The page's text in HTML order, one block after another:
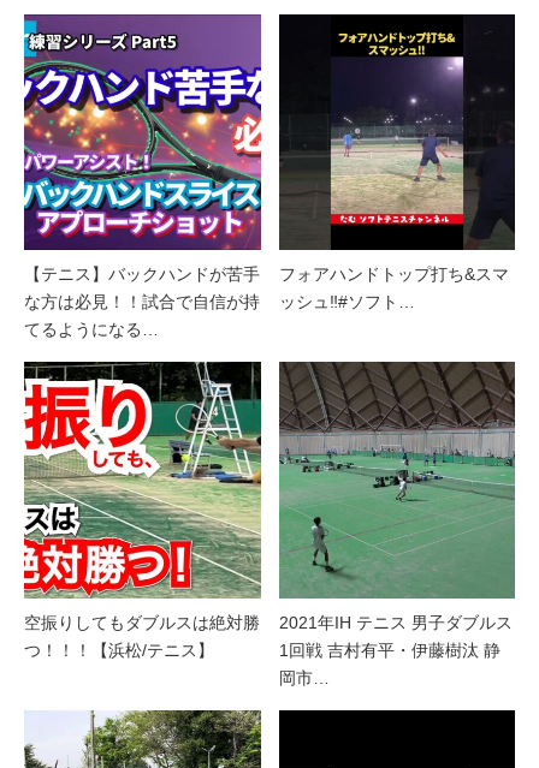
【テニス】バックハンドが苦手
な方は必見！！試合で自信が持
てるようになる…
フォアハンドトップ打ち&スマ
ッシュ‼︎#ソフト…
空振りしてもダブルスは絶対勝
つ！！！【浜松/テニス】
2021年IH テニス 男子ダブルス
1回戦 吉村有平・伊藤樹汰 静
岡市…